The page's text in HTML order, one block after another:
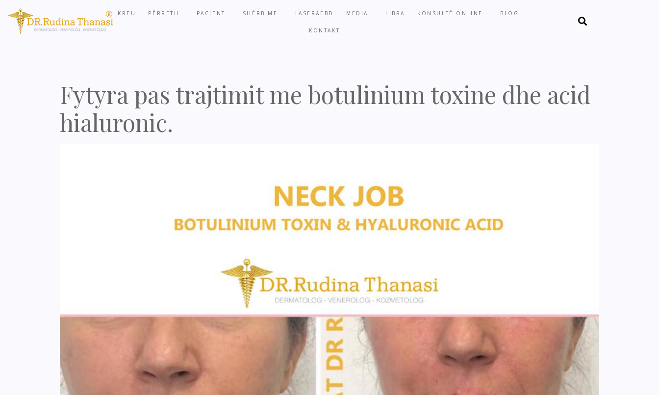
KREU PËRRETH PACIENT SHËRBIME LASER&EBD MEDIA LIBRA KONSULTË ONLINE BLOG
KONTAKT
Fytyra pas trajtimit me botulinium toxine dhe acid
hialuronic.